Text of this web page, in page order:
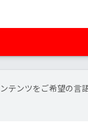
テンツをご希望の言